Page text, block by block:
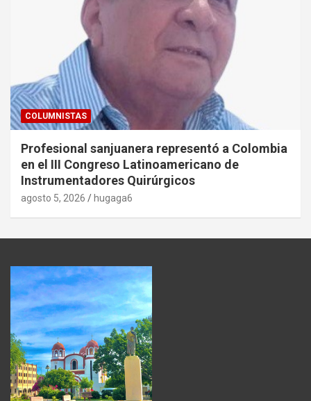
COLUMNISTAS
Profesional sanjuanera representó a Colombia
en el III Congreso Latinoamericano de
Instrumentadores Quirúrgicos
agosto 5, 2026 hugaga6